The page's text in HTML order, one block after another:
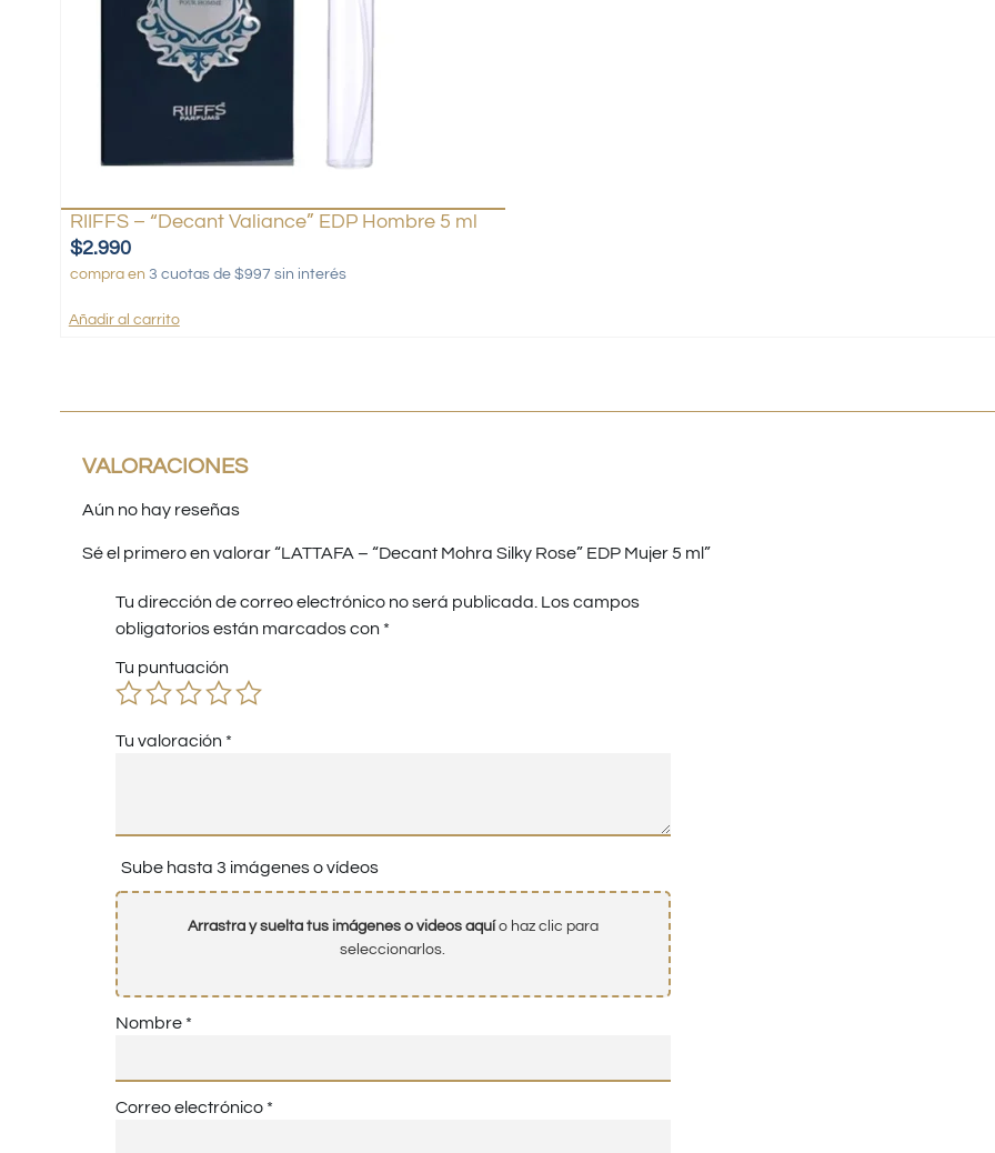
RIIFFS – “Decant Valiance” EDP Hombre 5 ml
$2.990
compra en 3 cuotas de $997 sin interés
Añadir al carrito
VALORACIONES
Aún no hay reseñas
Sé el primero en valorar “LATTAFA – “Decant Mohra Silky Rose” EDP Mujer 5 ml”
Tu dirección de correo electrónico no será publicada. Los campos
obligatorios están marcados con *
Tu puntuación
Tu valoración *
Sube hasta 3 imágenes o vídeos
Arrastra y suelta tus imágenes o videos aquío haz clic para
seleccionarlos.
Nombre *
Correo electrónico *